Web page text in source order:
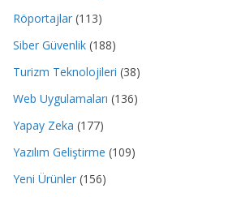
Röportajlar (113)
Siber Güvenlik (188)
Turizm Teknolojileri (38)
Web Uygulamaları (136)
Yapay Zeka (177)
Yazılım Geliştirme (109)
Yeni Ürünler (156)